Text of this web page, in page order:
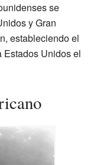
se
y Gran
estableciendo el
Estados Unidos el